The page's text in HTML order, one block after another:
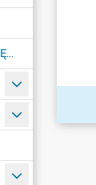
POLITYKA CIĄGŁOŚCI DZIAŁANIA URZĘDU MIASTA ŻORY